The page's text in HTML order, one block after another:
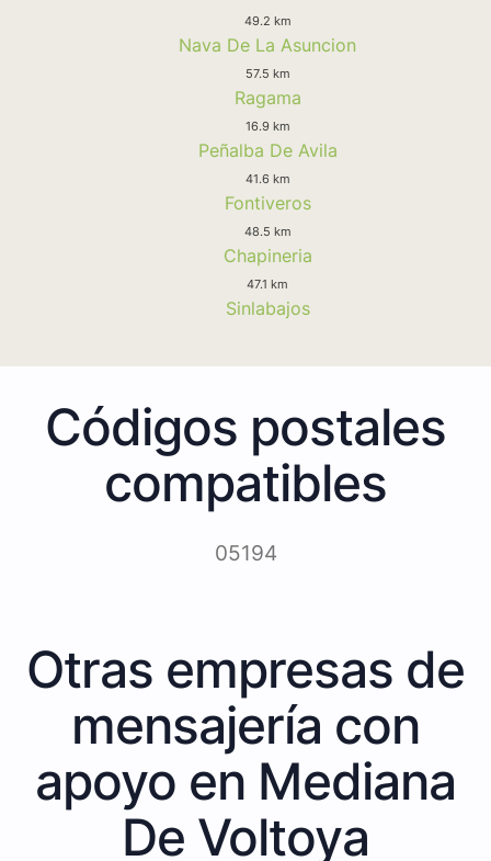
49.2 km
Nava De La Asuncion
57.5 km
Ragama
16.9 km
Peñalba De Avila
41.6 km
Fontiveros
48.5 km
Chapineria
47.1 km
Sinlabajos
Códigos postales
compatibles
05194
Otras empresas de
mensajería con
apoyo en Mediana
De Voltoya